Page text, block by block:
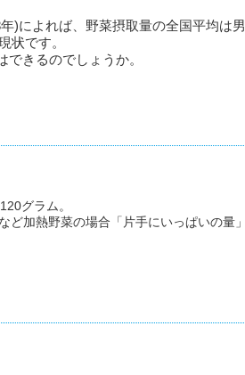
)によれば、野菜摂取量の全国平均は男
状です。
きるのでしょうか。
グラム。
加熱野菜の場合「片手にいっぱいの量」